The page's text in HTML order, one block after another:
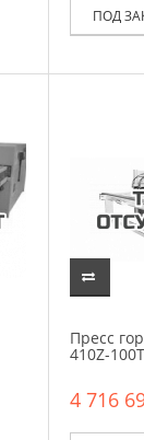
ПОД
Пресс
410Z-
4 716